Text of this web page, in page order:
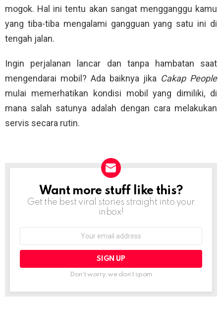
mogok. Hal ini tentu akan sangat mengganggu kamu
yang tiba-tiba mengalami gangguan yang satu ini di
tengah jalan.
Ingin perjalanan lancar dan tanpa hambatan saat
mengendarai mobil? Ada baiknya jika Cakap People
mulai memerhatikan kondisi mobil yang dimiliki, di
mana salah satunya adalah dengan cara melakukan
servis secara rutin.
NEWSLETTER
Want more stuff like this?
Get the best viral stories straight into your
inbox!
Don't worry, we don't spam